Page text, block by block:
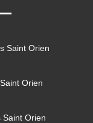
Saint Orien
Orien
Saint Orien